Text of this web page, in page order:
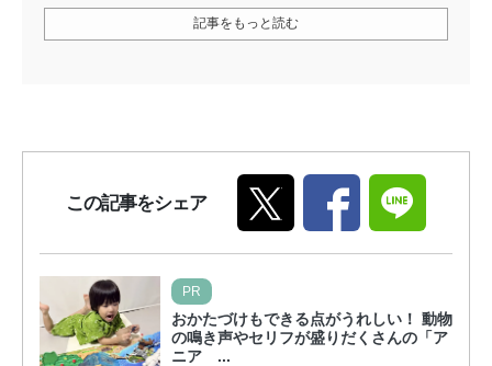
記事をもっと読む
この記事をシェア
PR
おかたづけもできる点がうれしい！ 動物
の鳴き声やセリフが盛りだくさんの「ア
ニア ...